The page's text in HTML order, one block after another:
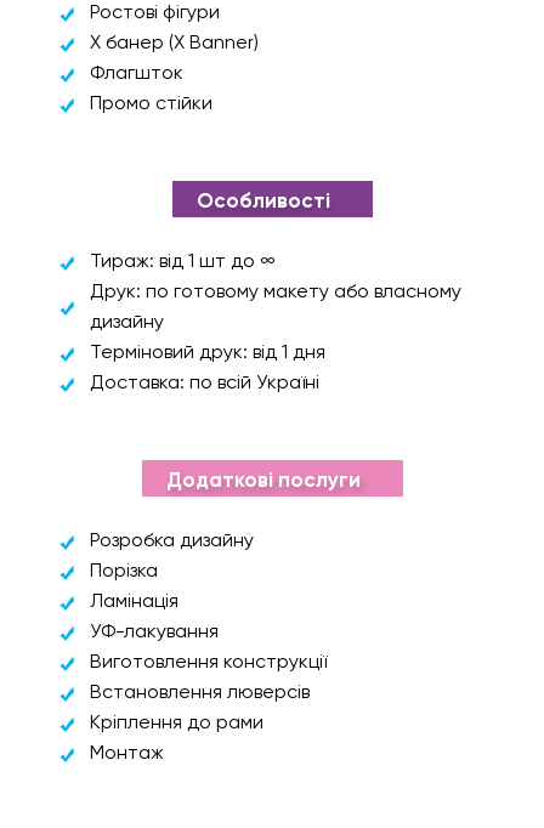
Ростові фігури
Х банер (X Banner)
Флагшток
Промо стійки
Особливості
Тираж: від 1 шт до ∞
Друк: по готовому макету або власному
дизайну
Терміновий друк: від 1 дня
Доставка: по всій Україні
Додаткові послуги
Розробка дизайну
Порізка
Ламінація
УФ-лакування
Виготовлення конструкції
Встановлення люверсів
Кріплення до рами
Монтаж